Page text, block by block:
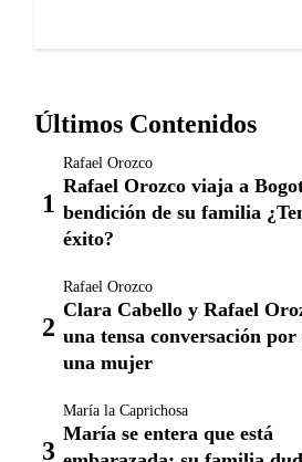
Últimos Contenidos
Rafael Orozco
Rafael Orozco viaja a
bendición de su familia
éxito?
Rafael Orozco
Clara Cabello y Rafael
una tensa conversación por
una mujer
María la Caprichosa
María se entera que está